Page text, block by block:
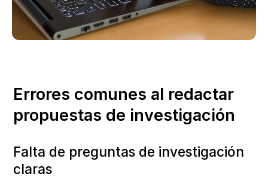
Errores comunes al redactar
propuestas de investigación
Falta de preguntas de investigación
claras